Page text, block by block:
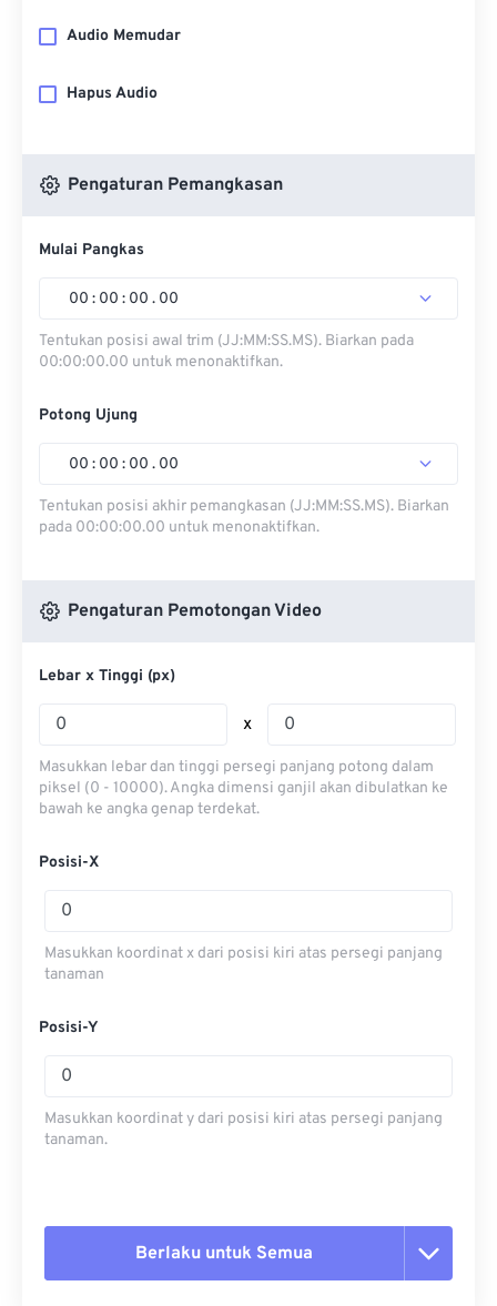
Audio Memudar
Hapus Audio
Pengaturan Pemangkasan
Mulai Pangkas
00 : 00 : 00 . 00
Tentukan posisi awal trim (JJ:MM:SS.MS). Biarkan pada
00:00:00.00 untuk menonaktifkan.
Potong Ujung
00 : 00 : 00 . 00
Tentukan posisi akhir pemangkasan (JJ:MM:SS.MS). Biarkan
pada 00:00:00.00 untuk menonaktifkan.
Pengaturan Pemotongan Video
Lebar x Tinggi (px)
x
Masukkan lebar dan tinggi persegi panjang potong dalam
piksel (0 - 10000). Angka dimensi ganjil akan dibulatkan ke
bawah ke angka genap terdekat.
Posisi-X
Masukkan koordinat x dari posisi kiri atas persegi panjang
tanaman
Posisi-Y
Masukkan koordinat y dari posisi kiri atas persegi panjang
tanaman.
Berlaku untuk Semua